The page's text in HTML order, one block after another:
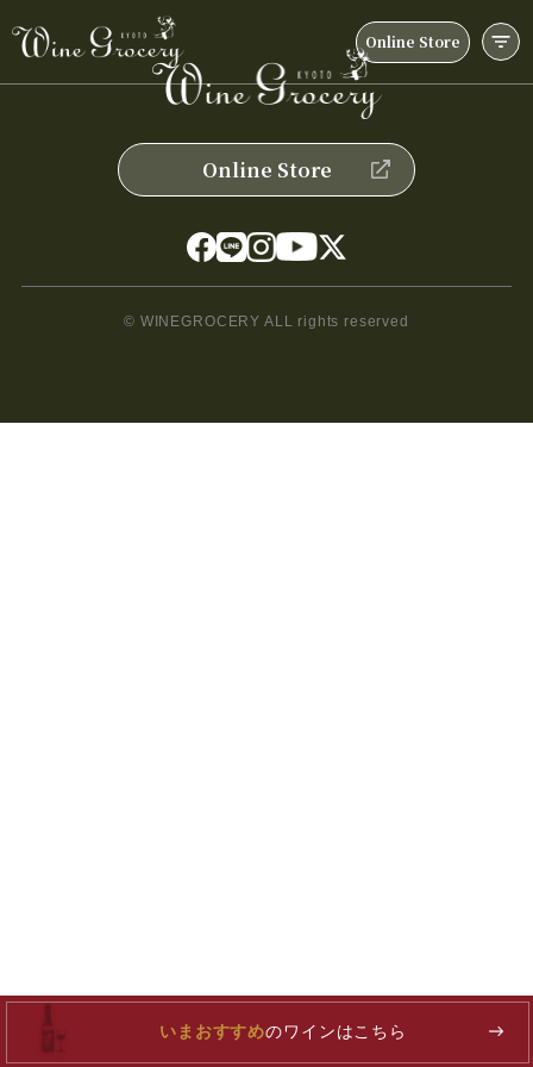
Online Store
Online Store
© WINEGROCERY ALL rights reserved
いまおすすめのワインはこちら